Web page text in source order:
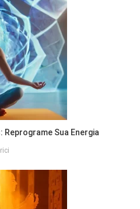
Reprograme Sua Energia